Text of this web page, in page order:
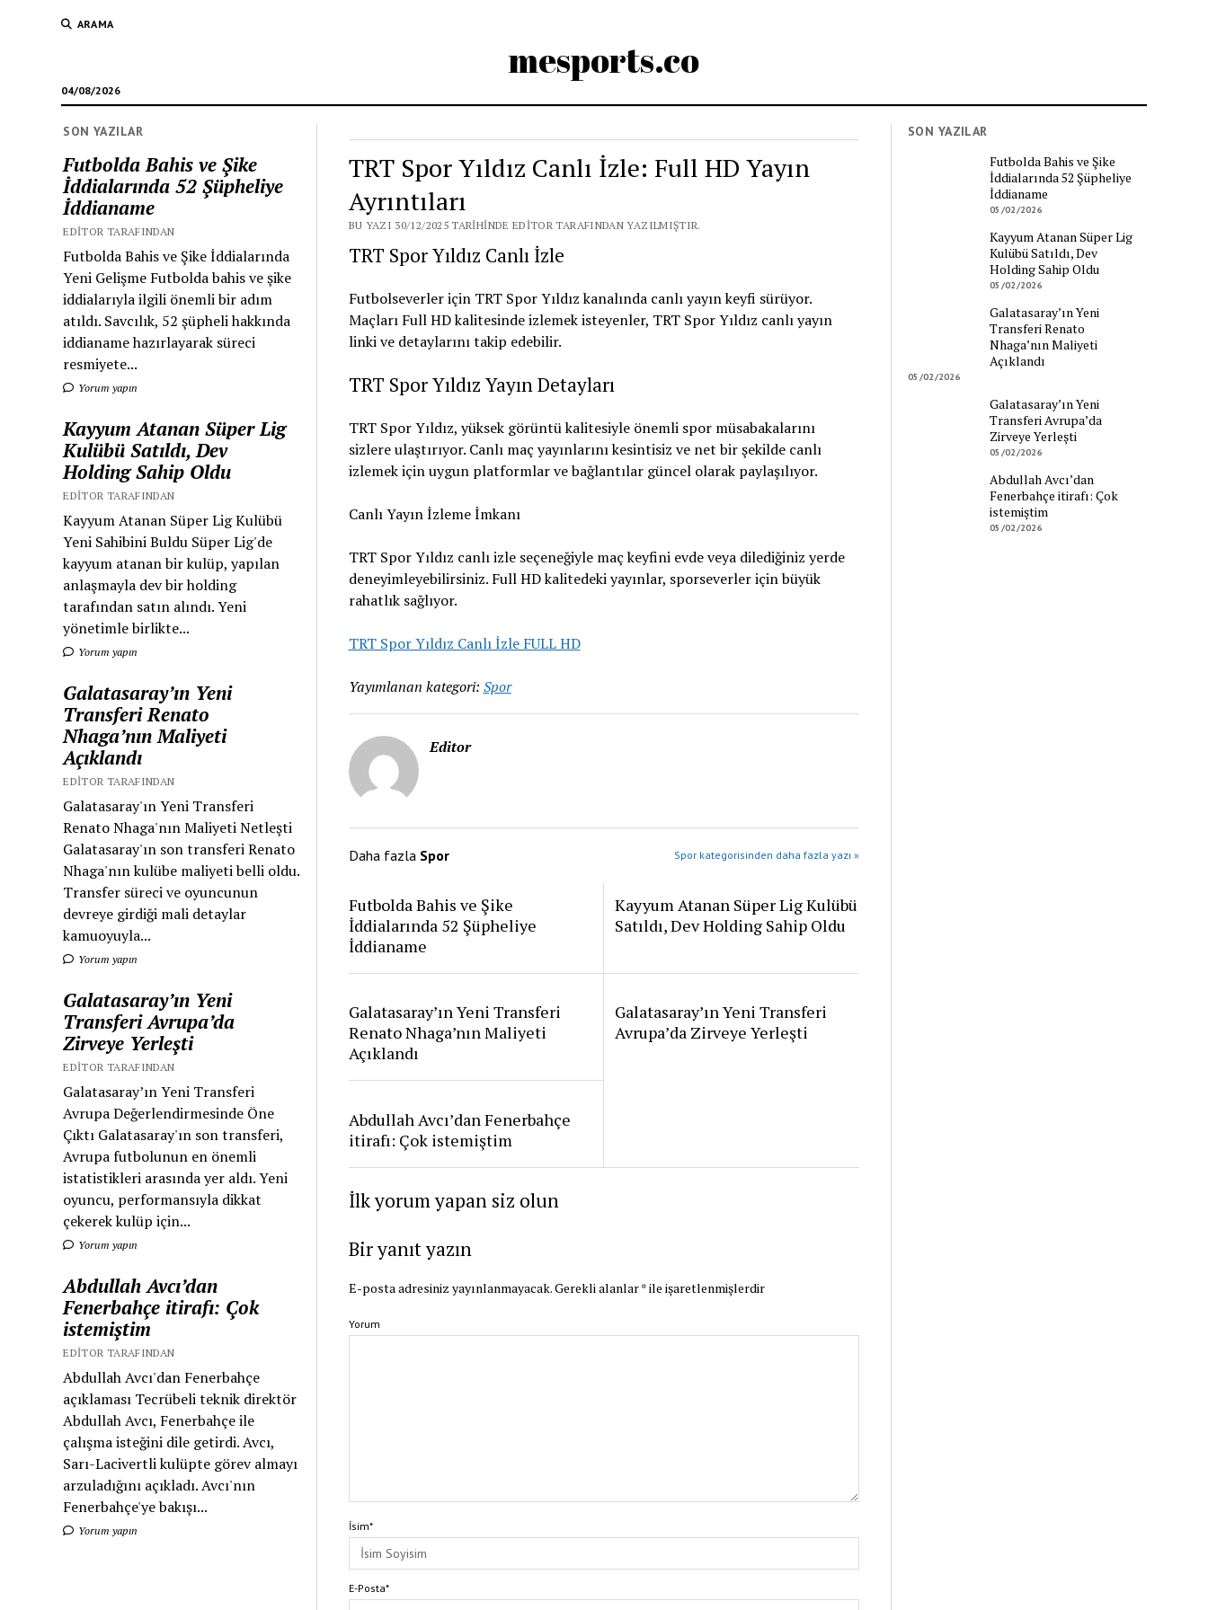
ARAMA
mesports.co
04/08/2026
SON YAZILAR
Futbolda Bahis ve Şike
İddialarında 52 Şüpheliye
İddianame
EDITOR TARAFINDAN
Futbolda Bahis ve Şike İddialarında
Yeni Gelişme Futbolda bahis ve şike
iddialarıyla ilgili önemli bir adım
atıldı. Savcılık, 52 şüpheli hakkında
iddianame hazırlayarak süreci
resmiyete...
Yorum yapın
Kayyum Atanan Süper Lig
Kulübü Satıldı, Dev
Holding Sahip Oldu
EDITOR TARAFINDAN
Kayyum Atanan Süper Lig Kulübü
Yeni Sahibini Buldu Süper Lig'de
kayyum atanan bir kulüp, yapılan
anlaşmayla dev bir holding
tarafından satın alındı. Yeni
yönetimle birlikte...
Yorum yapın
Galatasaray’ın Yeni
Transferi Renato
Nhaga’nın Maliyeti
Açıklandı
EDITOR TARAFINDAN
Galatasaray'ın Yeni Transferi
Renato Nhaga'nın Maliyeti Netleşti
Galatasaray'ın son transferi Renato
Nhaga'nın kulübe maliyeti belli oldu.
Transfer süreci ve oyuncunun
devreye girdiği mali detaylar
kamuoyuyla...
Yorum yapın
Galatasaray’ın Yeni
Transferi Avrupa’da
Zirveye Yerleşti
EDITOR TARAFINDAN
Galatasaray’ın Yeni Transferi
Avrupa Değerlendirmesinde Öne
Çıktı Galatasaray'ın son transferi,
Avrupa futbolunun en önemli
istatistikleri arasında yer aldı. Yeni
oyuncu, performansıyla dikkat
çekerek kulüp için...
Yorum yapın
Abdullah Avcı’dan
Fenerbahçe itirafı: Çok
istemiştim
EDITOR TARAFINDAN
Abdullah Avcı'dan Fenerbahçe
açıklaması Tecrübeli teknik direktör
Abdullah Avcı, Fenerbahçe ile
çalışma isteğini dile getirdi. Avcı,
Sarı-Lacivertli kulüpte görev almayı
arzuladığını açıkladı. Avcı'nın
Fenerbahçe'ye bakışı...
Yorum yapın
TRT Spor Yıldız Canlı İzle: Full HD Yayın
Ayrıntıları
BU YAZI 30/12/2025 TARIHINDE EDITOR TARAFINDAN YAZILMIŞTIR.
TRT Spor Yıldız Canlı İzle
Futbolseverler için TRT Spor Yıldız kanalında canlı yayın keyfi sürüyor.
Maçları Full HD kalitesinde izlemek isteyenler, TRT Spor Yıldız canlı yayın
linki ve detaylarını takip edebilir.
TRT Spor Yıldız Yayın Detayları
TRT Spor Yıldız, yüksek görüntü kalitesiyle önemli spor müsabakalarını
sizlere ulaştırıyor. Canlı maç yayınlarını kesintisiz ve net bir şekilde canlı
izlemek için uygun platformlar ve bağlantılar güncel olarak paylaşılıyor.
Canlı Yayın İzleme İmkanı
TRT Spor Yıldız canlı izle seçeneğiyle maç keyfini evde veya dilediğiniz yerde
deneyimleyebilirsiniz. Full HD kalitedeki yayınlar, sporseverler için büyük
rahatlık sağlıyor.
TRT Spor Yıldız Canlı İzle FULL HD
Yayımlanan kategori: Spor
Editor
Daha fazla Spor Spor kategorisinden daha fazla yazı »
Futbolda Bahis ve Şike
İddialarında 52 Şüpheliye
İddianame
Kayyum Atanan Süper Lig Kulübü
Satıldı, Dev Holding Sahip Oldu
Galatasaray’ın Yeni Transferi
Renato Nhaga’nın Maliyeti
Açıklandı
Galatasaray’ın Yeni Transferi
Avrupa’da Zirveye Yerleşti
Abdullah Avcı’dan Fenerbahçe
itirafı: Çok istemiştim
İlk yorum yapan siz olun
Bir yanıt yazın
E-posta adresiniz yayınlanmayacak.Gerekli alanlar*ile işaretlenmişlerdir
Yorum
İsim*
E-Posta*
SON YAZILAR
Futbolda Bahis ve Şike
İddialarında 52 Şüpheliye
İddianame
05/02/2026
Kayyum Atanan Süper Lig
Kulübü Satıldı, Dev
Holding Sahip Oldu
05/02/2026
Galatasaray’ın Yeni
Transferi Renato
Nhaga’nın Maliyeti
Açıklandı
05/02/2026
Galatasaray’ın Yeni
Transferi Avrupa’da
Zirveye Yerleşti
05/02/2026
Abdullah Avcı’dan
Fenerbahçe itirafı: Çok
istemiştim
05/02/2026